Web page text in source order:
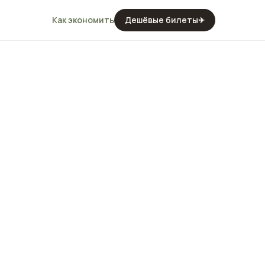
Как экономить Дешёвые билеты✈